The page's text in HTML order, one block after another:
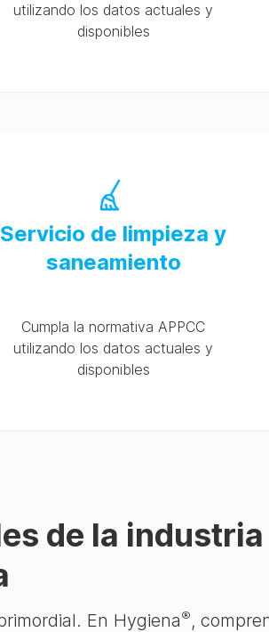
utilizando los datos actuales y
disponibles
Servicio de limpieza y
saneamiento
Cumpla la normativa APPCC
utilizando los datos actuales y
disponibles
de la
En Hygiena®,